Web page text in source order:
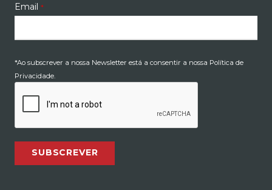
Email *
*Ao subscrever a nossa Newsletter está a consentir a nossa Política de
Privacidade.
SUBSCREVER